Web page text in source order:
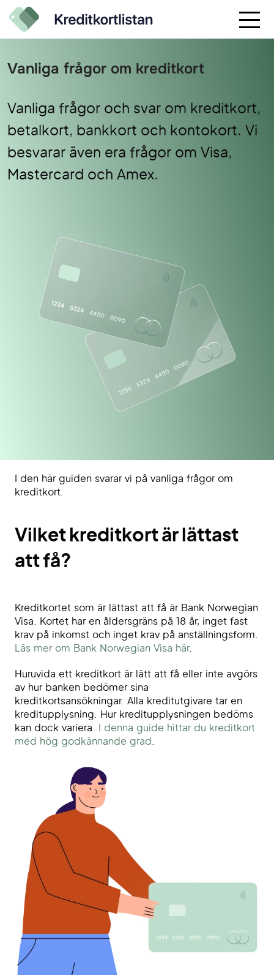
Vanliga frågor om kreditkort
Vanliga frågor och svar om kreditkort,
betalkort, bankkort och kontokort. Vi
besvarar även era frågor om Visa,
Mastercard och Amex.
I den här guiden svarar vi på vanliga frågor om
kreditkort.
Vilket kreditkort är lättast
att få?
Kreditkortet som är lättast att få är Bank Norwegian
Visa. Kortet har en åldersgräns på 18 år, inget fast
krav på inkomst och inget krav på anställningsform.
Läs mer om Bank Norwegian Visa här.
Huruvida ett kreditkort är lätt att få eller inte avgörs
av hur banken bedömer sina
kreditkortsansökningar. Alla kreditutgivare tar en
kreditupplysning. Hur kreditupplysningen bedöms
kan dock variera.
I denna guide hittar du kreditkort
med hög godkännande grad